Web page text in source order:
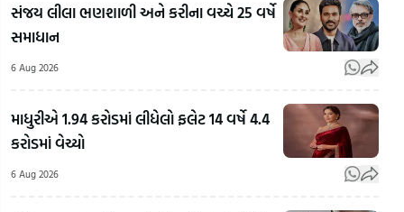
સંજય લીલા ભણશાળી અને કરીના વચ્ચે 25 વર્ષે
સમાધાન
6 Aug 2026
માધુરીએ 1.94 કરોડમાં લીધેલો ફલેટ 14 વર્ષે 4.4
કરોડમાં વેચ્યો
6 Aug 2026